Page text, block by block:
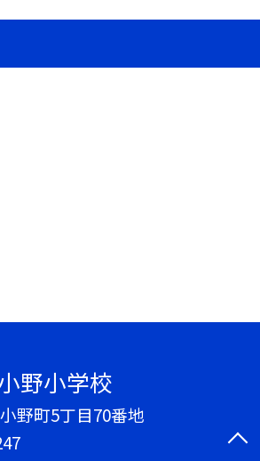
野小学校
野町5丁目70番地